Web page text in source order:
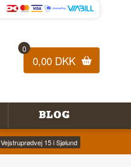
0
0,00 DKK
BLOG
Vejstruprødvej 15 i Sjølund